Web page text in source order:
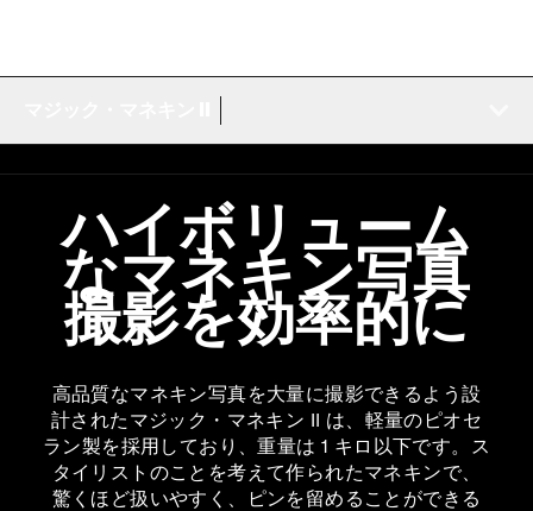
ハイボリューム
なマネキン写真
撮影を効率的に
高品質なマネキン写真を大量に撮影できるよう設
計されたマジック・マネキン II は、軽量のピオセ
ラン製を採用しており、重量は 1 キロ以下です。ス
タイリストのことを考えて作られたマネキンで、
驚くほど扱いやすく、ピンを留めることができる